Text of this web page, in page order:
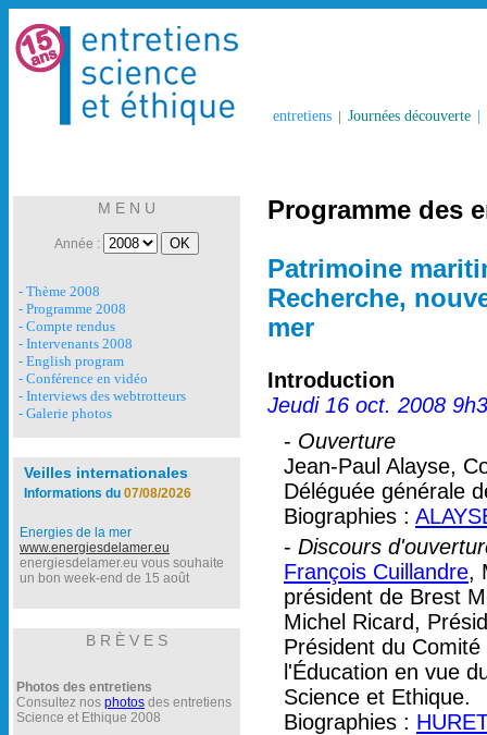
entretiens | Journées découverte
M E N U
Année :
- Thème 2008
- Programme 2008
- Compte rendus
- Intervenants 2008
- English program
- Conférence en vidéo
- Interviews des webtrotteurs
- Galerie photos
Veilles internationales
Informations du 07/08/2026
Energies de la mer
www.energiesdelamer.eu
energiesdelamer.eu vous souhaite
un bon week-end de 15 août
B R È V E S
Photos des entretiens
Consultez nos photos des entretiens
Science et Ethique 2008
Programme des
Patrimoine
Recherche,
mer
Introduction
Jeudi 16 oct. 2008
- Ouverture
Jean-Paul Alayse,
Déléguée générale
Biographies :
- Discours
François Cuillandre,
président de Brest
Michel Ricard,
Président du
l'Éducation en vue
Science et Ethique.
Biographies :